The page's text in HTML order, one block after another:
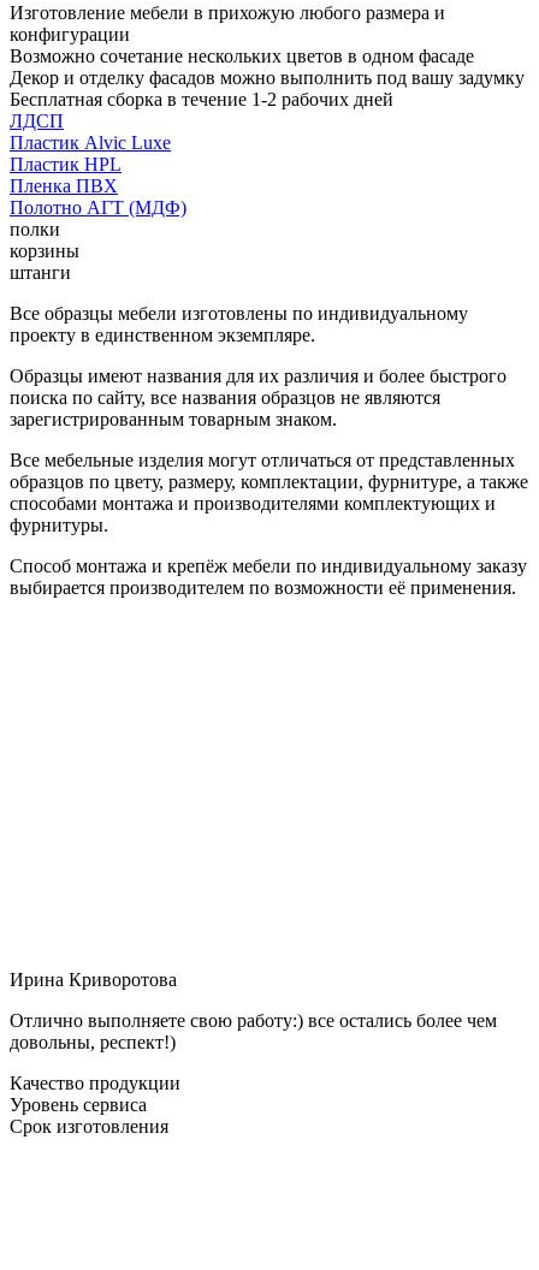
Изготовление мебели в прихожую любого размера и
конфигурации
Возможно сочетание нескольких цветов в одном фасаде
Декор и отделку фасадов можно выполнить под вашу задумку
Бесплатная сборка в течение 1-2 рабочих дней
ЛДСП
Пластик Alvic Luxe
Пластик HPL
Пленка ПВХ
Полотно АГТ (МДФ)
полки
корзины
штанги
Все образцы мебели изготовлены по индивидуальному
проекту в единственном экземпляре.
Образцы имеют названия для их различия и более быстрого
поиска по сайту, все названия образцов не являются
зарегистрированным товарным знаком.
Все мебельные изделия могут отличаться от представленных
образцов по цвету, размеру, комплектации, фурнитуре, а также
способами монтажа и производителями комплектующих и
фурнитуры.
Способ монтажа и крепёж мебели по индивидуальному заказу
выбирается производителем по возможности её применения.
Ирина Криворотова
Отлично выполняете свою работу:) все остались более чем
довольны, респект!)
Качество продукции
Уровень сервиса
Срок изготовления